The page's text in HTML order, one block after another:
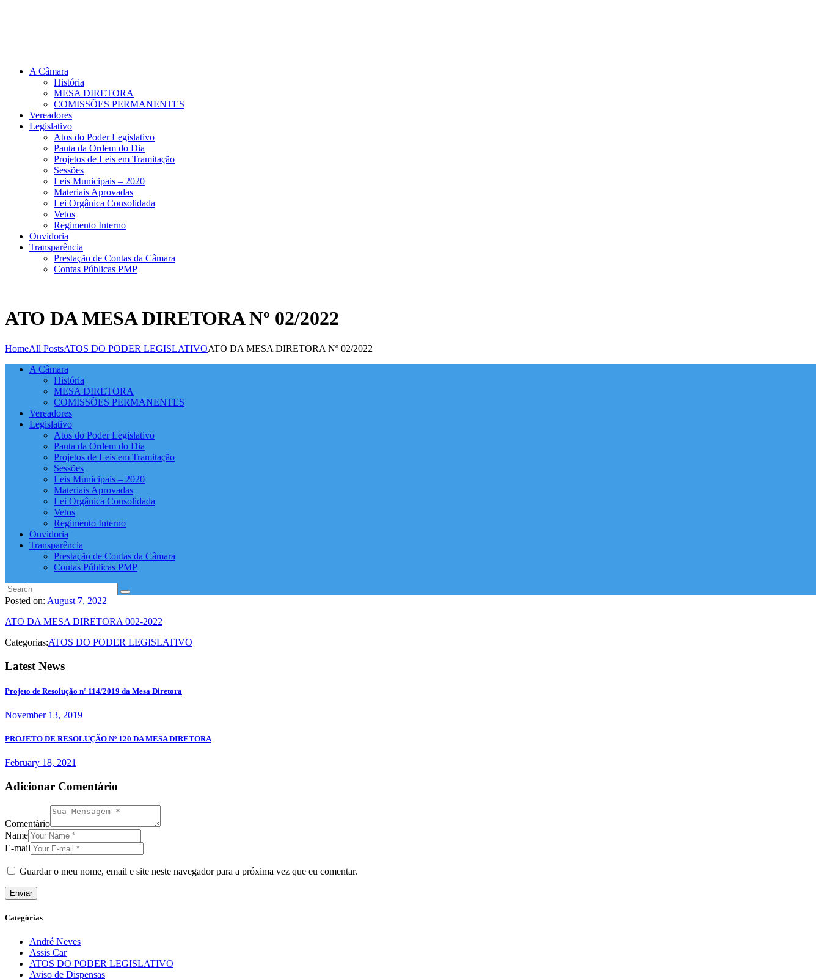
A Câmara
História
MESA DIRETORA
COMISSÕES PERMANENTES
Vereadores
Legislativo
Atos do Poder Legislativo
Pauta da Ordem do Dia
Projetos de Leis em Tramitação
Sessões
Leis Municipais – 2020
Materiais Aprovadas
Lei Orgânica Consolidada
Vetos
Regimento Interno
Ouvidoria
Transparência
Prestação de Contas da Câmara
Contas Públicas PMP
ATO DA MESA DIRETORA Nº 02/2022
HomeAll PostsATOS DO PODER LEGISLATIVOATO DA MESA DIRETORA Nº 02/2022
A Câmara
História
MESA DIRETORA
COMISSÕES PERMANENTES
Vereadores
Legislativo
Atos do Poder Legislativo
Pauta da Ordem do Dia
Projetos de Leis em Tramitação
Sessões
Leis Municipais – 2020
Materiais Aprovadas
Lei Orgânica Consolidada
Vetos
Regimento Interno
Ouvidoria
Transparência
Prestação de Contas da Câmara
Contas Públicas PMP
Posted on: August 7, 2022
ATO DA MESA DIRETORA 002-2022
Categorias:ATOS DO PODER LEGISLATIVO
Latest News
Projeto de Resolução nº 114/2019 da Mesa Diretora
November 13, 2019
PROJETO DE RESOLUÇÃO Nº 120 DA MESA DIRETORA
February 18, 2021
Adicionar Comentário
Comentário
Name
E-mail
Guardar o meu nome, email e site neste navegador para a próxima vez que eu comentar.
Categórias
André Neves
Assis Car
ATOS DO PODER LEGISLATIVO
Aviso de Dispensas